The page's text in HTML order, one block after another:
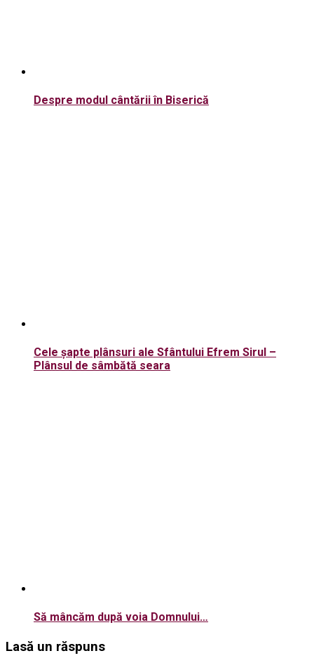
Despre modul cântării în Biserică
Cele șapte plânsuri ale Sfântului Efrem Sirul –
Plânsul de sâmbătă seara
Să mâncăm după voia Domnului…
Lasă un răspuns